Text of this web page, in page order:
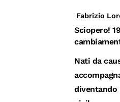
Fabrizio
Sciopero!
Nati da
diventando